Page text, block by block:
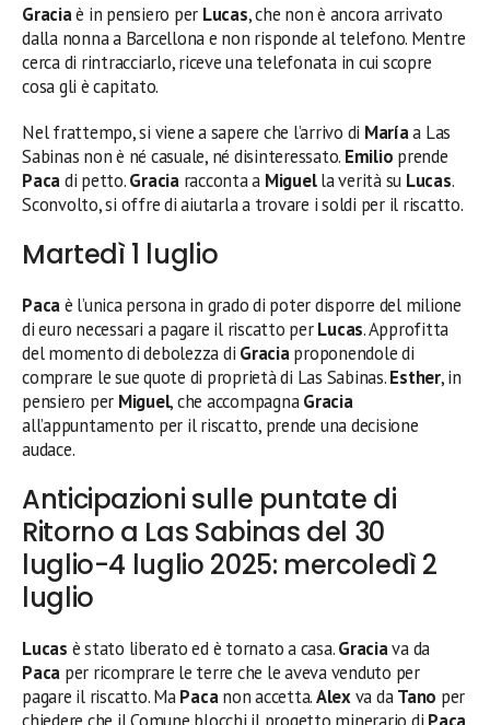
Graciaè in pensiero per Lucas, che non è ancora arrivato
dalla nonna a Barcellona e non risponde al telefono. Mentre
cerca di rintracciarlo, riceve una telefonata in cui scopre
cosa gli è capitato.
Nel frattempo, si viene a sapere che l’arrivo di Maríaa Las
Sabinas non è né casuale, né disinteressato. Emilio prende
Pacadi petto.Graciaracconta a Miguella verità su Lucas.
Sconvolto, si offre di aiutarla a trovare i soldi per il riscatto.
Martedì 1 luglio
Pacaè l’unica persona in grado di poter disporre del milione
di euro necessari a pagare il riscatto perLucas. Approfitta
del momento di debolezza di Graciaproponendole di
comprare le sue quote di proprietà di Las Sabinas.Esther, in
pensiero per Miguel, che accompagnaGracia
all’appuntamento per il riscatto, prende una decisione
audace.
Anticipazioni sulle puntate di
Ritorno a Las Sabinas del 30
luglio-4 luglio 2025: mercoledì 2
luglio
Lucas è stato liberato ed è tornato a casa.Graciava da
Paca per ricomprare le terre che le aveva venduto per
pagare il riscatto. MaPacanon accetta.Alexva daTano per
chiedere che il Comune blocchi il progetto minerario di Paca